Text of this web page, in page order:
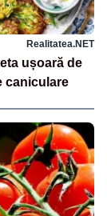
Realitatea.NET
ușoară de
caniculare